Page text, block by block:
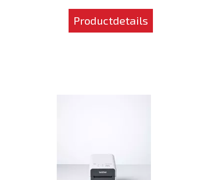
Productdetails